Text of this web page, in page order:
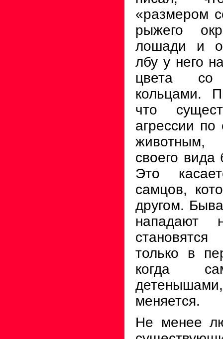
«размером
рыжего
лошади и
лбу у него
цвета со
кольцами.
что
агрессии
животным,
своего
Это
самцов,
другом.
нападают
только в
когда
меняется.
Не менее